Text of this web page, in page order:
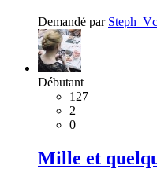
Demandé par
Débutant
127
2
0
Mille et